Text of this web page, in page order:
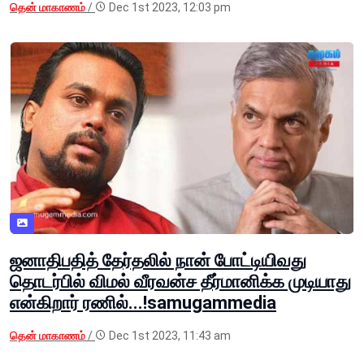
தென் மாகாணம்/ Dec 1st 2023, 12:03 pm
ஜனாதிபதித் தேர்தலில் நான் போட்டியிவது
தொடர்பில் விமல் வீரவன்ச தீர்மானிக்க முடியாது
என்கிறார் ரணில்...!samugammedia
தென் மாகாணம்/ Dec 1st 2023, 11:43 am